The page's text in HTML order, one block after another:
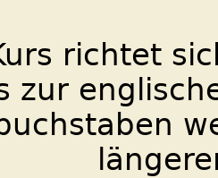
richtet
zur